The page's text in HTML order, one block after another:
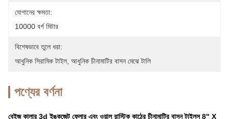
যোগানের ক্ষমতা:
10000 বর্গ মিটার
বিশেষভাবে তুলে ধরা:
আধুনিক সিরামিক টাইল আধুনিক চীনামাটির বাসন মেঝে টালি
পণ্যের বর্ণনা
বেইজ কালার 3d ইঙ্কজেট ফ্লোর এবং ওয়াল রাস্টিক কাঠের চীনামাটির বাসন টাইলস 8" X